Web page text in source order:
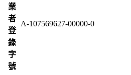
業
者
登
錄
字
號
A-107569627-00000-0